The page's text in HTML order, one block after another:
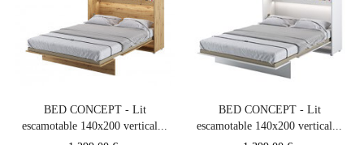
BED CONCEPT - Lit
escamotable 140x200 vertical...
BED CONCEPT - Lit
escamotable 140x200 vertical...